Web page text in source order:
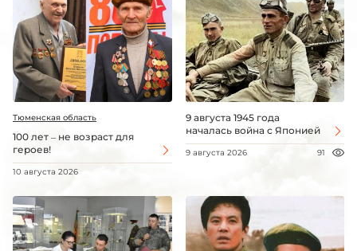
Тюменская область
100 лет – не возраст для
героев!
10 августа 2026
9 августа 1945 года
началась война с Японией
9 августа 2026 91